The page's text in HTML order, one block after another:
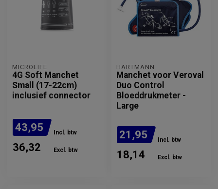
MICROLIFE
4G Soft Manchet
Small (17-22cm)
inclusief connector
43,95 Incl. btw
36,32 Excl. btw
HARTMANN
Manchet voor Veroval
Duo Control
Bloeddrukmeter -
Large
21,95 Incl. btw
18,14 Excl. btw